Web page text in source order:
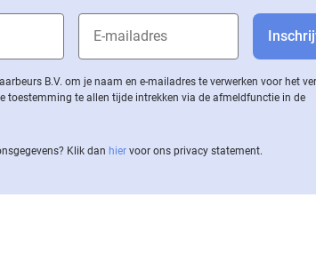
B.V. om je naam en e-mailadres te verwerken voor het
toestemming te allen tijde intrekken via de af­meld­func­tie in de
Klik dan hier voor ons privacy statement.